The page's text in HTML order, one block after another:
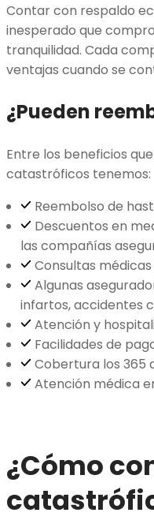
Contar con respaldo
inesperado que
tranquilidad. Cada
ventajas cuando se
¿Pueden
Entre los beneficios
catastróficos tenemos:
Reembolso de
Descuentos en
las compañías
Consultas
Algunas
infartos, accidentes
Atención y
Facilidades de
Cobertura los 365
Atención médica
¿Cómo